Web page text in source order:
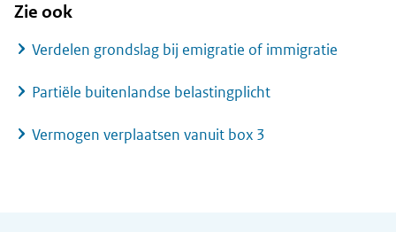
Zie ook
Verdelen grondslag bij emigratie of immigratie
Partiële buitenlandse belastingplicht
Vermogen verplaatsen vanuit box 3